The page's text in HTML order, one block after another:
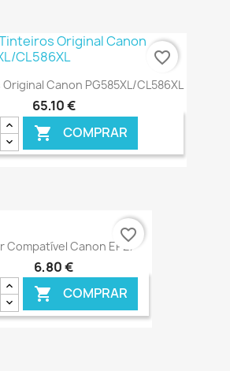
€ ONLINE
Original Canon PG585XL/CL586XL
65,10 €
 COMPRAR
favorite_border
Compatível Canon EP27
6,80 €
 COMPRAR
favorite_border